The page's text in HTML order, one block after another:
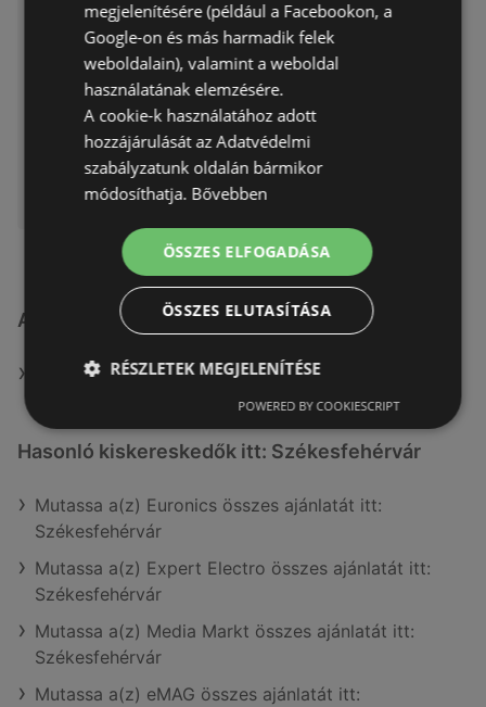
Akciós újság már nem érvényes
Lejárat dátuma: 2025.09.14
A(z) Office Depot üzletei itt: Székesfehérvár
MUTASSA A(Z) OFFICE DEPOT ÖSSZES ÜZLETÉT
Hasonló kiskereskedők itt: Székesfehérvár
Mutassa a(z) Euronics összes ajánlatát itt:
Székesfehérvár
Mutassa a(z) Expert Electro összes ajánlatát itt:
Székesfehérvár
Mutassa a(z) Media Markt összes ajánlatát itt:
Székesfehérvár
Mutassa a(z) eMAG összes ajánlatát itt:
megjelenítésére (például a Facebookon, a
Google-on és más harmadik felek
weboldalain), valamint a weboldal
használatának elemzésére.
A cookie-k használatához adott
hozzájárulását az Adatvédelmi
szabályzatunk oldalán bármikor
módosíthatja. Bővebben
ÖSSZES ELFOGADÁSA
ÖSSZES ELUTASÍTÁSA
RÉSZLETEK MEGJELENÍTÉSE
POWERED BY COOKIESCRIPT